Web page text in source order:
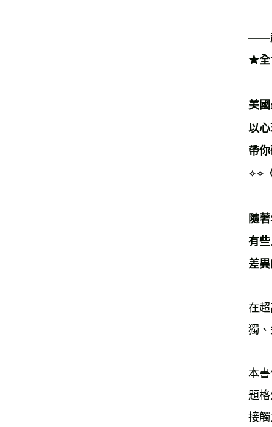
——
★全
美
以
帶
✧✧
隨
有
差
在
本
題
接